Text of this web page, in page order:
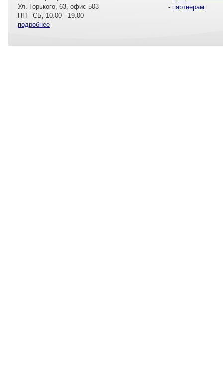
Ул. Горького, 63, офис 503
ПН - СБ, 10.00 - 19.00
подробнее
- партнерам